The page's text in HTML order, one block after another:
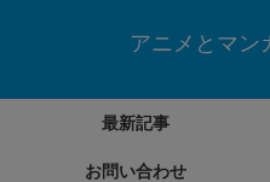
アニメとマン
最新記事
お問い合わせ